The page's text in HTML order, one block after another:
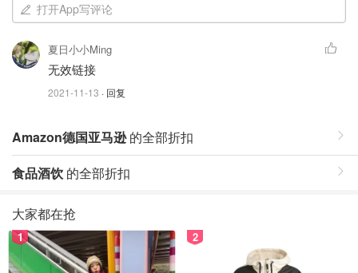
打开App写评论
夏日小小Ming
无效链接
2021-11-13 · 回复
Amazon德国亚马逊的全部折扣
食品酒饮 的全部折扣
大家都在抢
1 2